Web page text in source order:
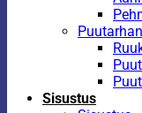
Sisustus